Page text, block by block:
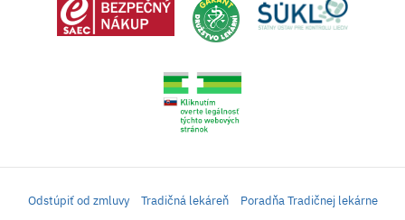
Odstúpiť od zmluvy Tradičná lekáreň Poradňa Tradičnej lekárne